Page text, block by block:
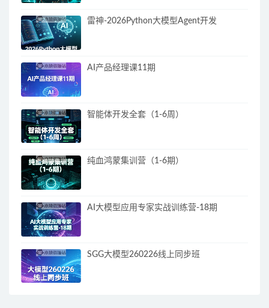
雷神-2026Python大模型Agent开发
AI产品经理课11期
智能体开发全套（1-6周）
纯血鸿蒙集训营（1-6期）
AI大模型应用专家实战训练营-18期
SGG大模型260226线上同步班